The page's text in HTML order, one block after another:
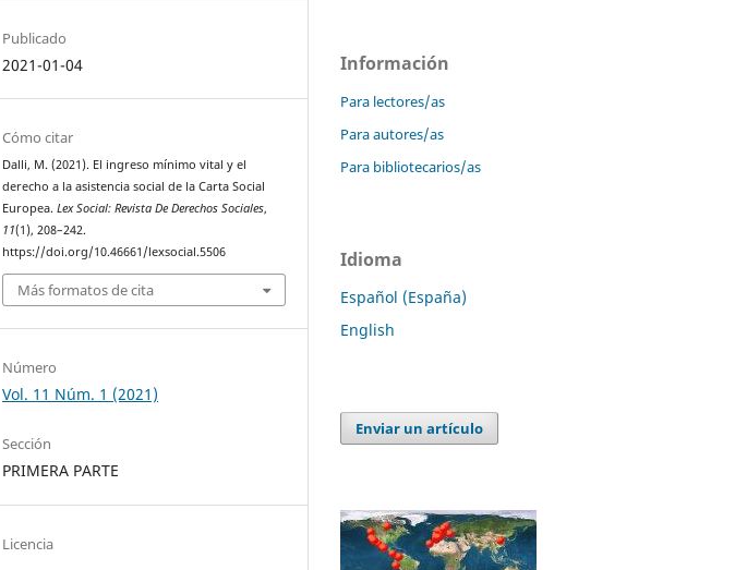
Publicado
2021-01-04
Cómo citar
Dalli, M. (2021). El ingreso mínimo vital y el
derecho a la asistencia social de la Carta Social
Europea.Lex Social: Revista De Derechos Sociales,
11(1), 208–242.
https://doi.org/10.46661/lexsocial.5506
Más formatos de cita
Número
Vol. 11 Núm. 1 (2021)
Sección
PRIMERA PARTE
Licencia
Información
Para lectores/as
Para autores/as
Para bibliotecarios/as
Idioma
Español (España)
English
Enviar un artículo